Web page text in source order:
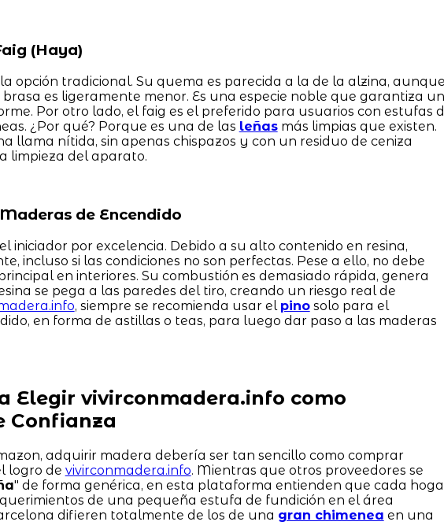
(Haya)
opción tradicional. Su quema es parecida a la de la alzina,
es ligeramente menor. Es una especie noble que garantiza
Por otro lado, el faig es el preferido para usuarios con estufas
¿Por qué? Porque es una de las leñasmás limpias que existen.
llama nítida, sin apenas chispazos y con un residuo de ceniza
limpieza del aparato.
de Encendido
iniciador por excelencia. Debido a su alto contenido en resina,
incluso si las condiciones no son perfectas. Pese a ello, no debe
en interiores. Su combustión es demasiado rápida, genera
se pega a las paredes del tiro, creando un riesgo real de
, siempre se recomienda usar el pinosolo para el
en forma de astillas o teas, para luego dar paso a las maderas
Elegir vivirconmadera.info como
Confianza
adquirir madera debería ser tan sencillo como comprar
logro de vivirconmadera.info. Mientras que otros proveedores se
" de forma genérica, en esta plataforma entienden que cada
de una pequeña estufa de fundición en el área
difieren totalmente de los de una gran chimenea en una